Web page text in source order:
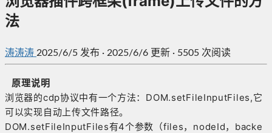
法
涛涛涛 2025/6/5 发布 · 2025/6/6 更新 · 5505 次阅读
原理说明
浏览器的cdp协议中有一个方法：DOM.setFileInputFiles,它
可以实现自动上传文件路径。
DOM.setFileInputFiles有4个参数（files，nodeId，backe